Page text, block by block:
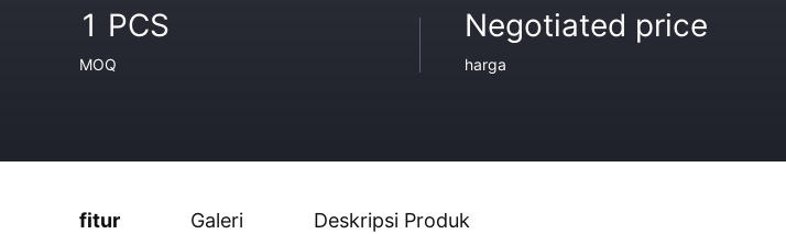
1 PCS
MOQ
Negotiated price
harga
fitur Galeri Deskripsi Produk